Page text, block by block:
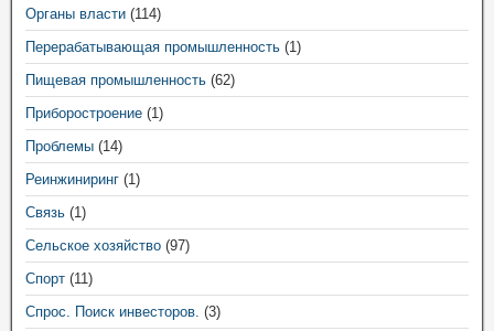
Органы власти (114)
Перерабатывающая промышленность (1)
Пищевая промышленность (62)
Приборостроение (1)
Проблемы (14)
Реинжиниринг (1)
Связь (1)
Сельское хозяйство (97)
Спорт (11)
Спрос. Поиск инвесторов. (3)